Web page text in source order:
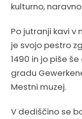
kulturno,
Po jutranji kavi v
je svojo pestro
1490 in jo piše
gradu
Mestni muzej.
V dediščino se